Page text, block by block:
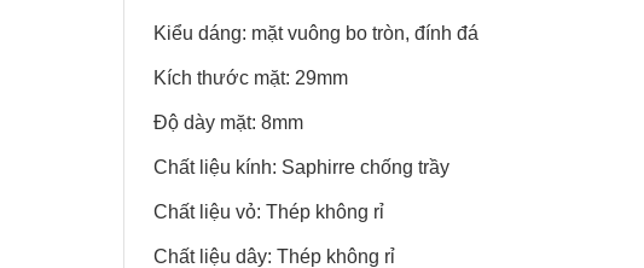
Kiểu dáng: mặt vuông bo tròn, đính đá
Kích thước mặt: 29mm
Độ dày mặt: 8mm
Chất liệu kính: Saphirre chống trầy
Chất liệu vỏ: Thép không rỉ
Chất liệu dây: Thép không rỉ